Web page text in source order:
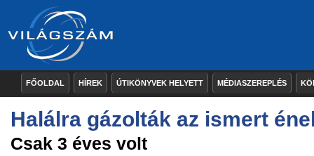
FŐOLDAL HÍREK ÚTIKÖNYVEK HELYETT MÉDIASZEREPLÉS
Halálra gázolták az ismert
Csak 3 éves volt